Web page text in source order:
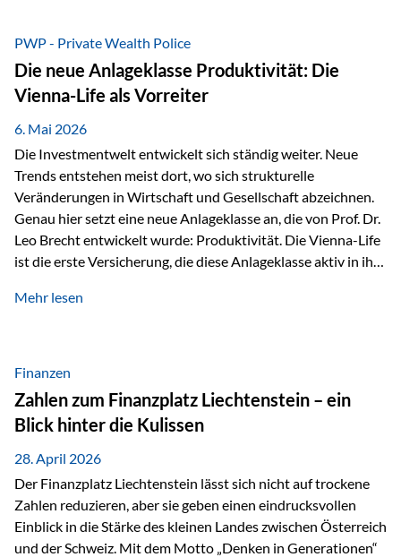
Mäder gesammelt werden konnten. Die anspruchsvolle
Strecke mit rund 4,8 Kilometern und 680 Höhenmetern
stellte die Teilnehmerinnen und Teilnehmer vor eine
sportliche Herausforderung. Doch…
PWP - Private Wealth Police
Die neue Anlageklasse Produktivität: Die
Vienna-Life als Vorreiter
6. Mai 2026
Die Investmentwelt entwickelt sich ständig weiter. Neue
Trends entstehen meist dort, wo sich strukturelle
Veränderungen in Wirtschaft und Gesellschaft abzeichnen.
Genau hier setzt eine neue Anlageklasse an, die von Prof. Dr.
Leo Brecht entwickelt wurde: Produktivität. Die Vienna-Life
ist die erste Versicherung, die diese Anlageklasse aktiv in ihre
Vorreiter. Warum auf das Thema Produktivität setzen? Die
Wirtschaftswachstum, verändern die Spielregeln für
Investoren. Produktivität adressiert genau diese
Herausforderungen, da wirtschaftliches Wachstum
langfristig durch Produktivitätssteigerung entsteht, also
durch die Fähigkeit von Unternehmen, mehr…
Mehr lesen
Finanzen
Zahlen zum Finanzplatz Liechtenstein – ein
Blick hinter die Kulissen
28. April 2026
Der Finanzplatz Liechtenstein lässt sich nicht auf trockene
Zahlen reduzieren, aber sie geben einen eindrucksvollen
Einblick in die Stärke des kleinen Landes zwischen Österreich
und der Schweiz. Mit dem Motto „Denken in Generationen“